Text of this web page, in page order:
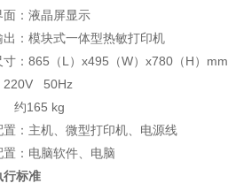
面：液晶屏显示
出：模块式一体型热敏打印机
寸：865（L）x495（W）x780（H）mm
220V 50Hz
约165 kg
置：主机、微型打印机、电源线
置：电脑软件、电脑
行标准